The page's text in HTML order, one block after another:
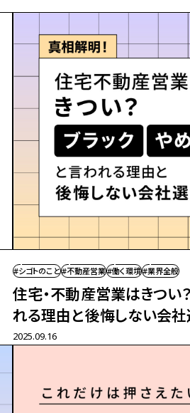
#シゴトのこと#不動産営業#働く環境#業界全般
住宅・不動産営業はきつい？
れる理由と後悔しない会
2025.09.16